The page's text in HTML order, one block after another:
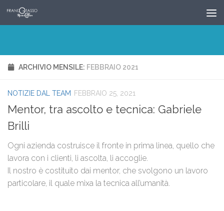
Salta al contenuto
ARCHIVIO MENSILE: FEBBRAIO 2021
NOTIZIE DAL TEAM FEBBRAIO 25, 2021
Mentor, tra ascolto e tecnica: Gabriele
Brilli
Ogni azienda costruisce il fronte in prima linea, quello che
lavora con i clienti, li ascolta, li accoglie.
Il nostro è costituito dai mentor, che svolgono un lavoro
particolare, il quale mixa la tecnica all’umanità.